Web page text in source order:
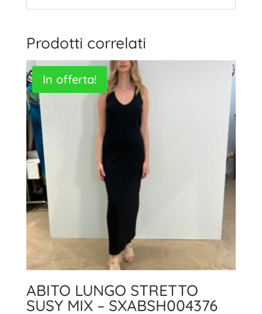
Prodotti correlati
In offerta!
ABITO LUNGO STRETTO
SUSY MIX – SXABSH004376